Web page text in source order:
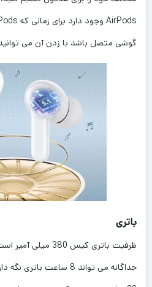
گوشی متصل باشد با زدن آن می توانید
باتری
ظرفیت باتری کیس
جداگانه می تواند 8